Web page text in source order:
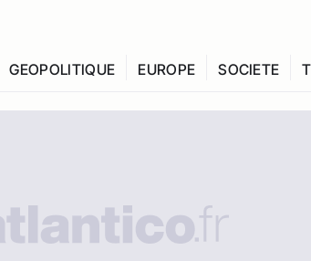
GEOPOLITIQUE EUROPE SOCIETE